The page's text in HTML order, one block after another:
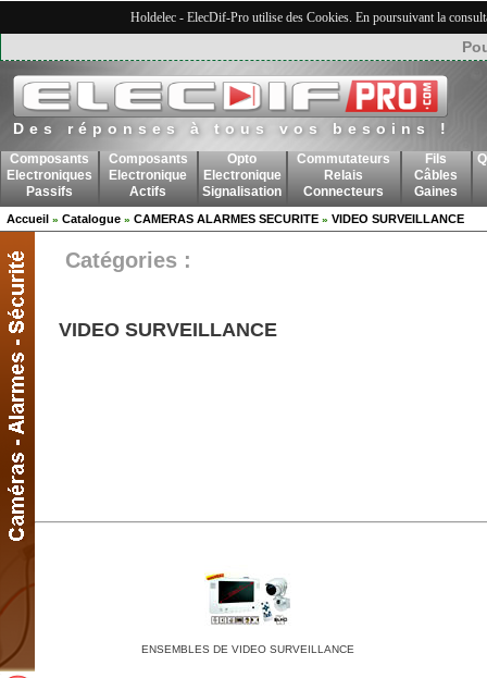
Holdelec - ElecDif-Pro utilise des Cookies. En poursuivant la
Des réponses à tous vos besoins !
Composants
Electroniques
Passifs
Composants
Electronique
Actifs
Opto
Electronique
Signalisation
Commutateurs
Relais
Connecteurs
Fils
Câbles
Gaines
Accueil » Catalogue » CAMERAS ALARMES SECURITE » VIDEO SURVEILLANCE
Catégories :
VIDEO SURVEILLANCE
ENSEMBLES DE VIDEO SURVEILLANCE